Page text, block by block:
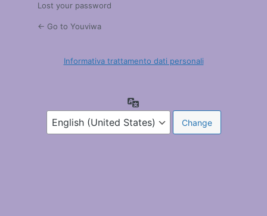
Lost your password
← Go to Youviwa
Informativa trattamento dati personali